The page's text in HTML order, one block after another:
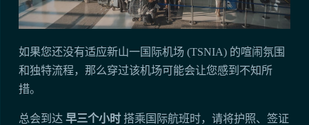
如果您还没有适应新山一国际机场 (TSNIA) 的喧闹氛围
和独特流程，那么穿过该机场可能会让您感到不知所
措。
总会到达早三个小时搭乘国际航班时，请将护照、签证